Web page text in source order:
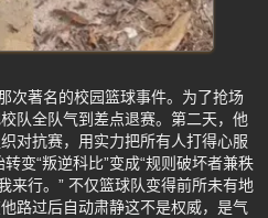
次著名的校园篮球事件。为了抢场
队全队气到差点退赛。第二天，他
对抗赛，用实力把所有人打得心服
变“叛逆科比”变成“规则破坏者兼秩
来行。” 不仅篮球队变得前所未有地
路过后自动肃静这不是权威，是气